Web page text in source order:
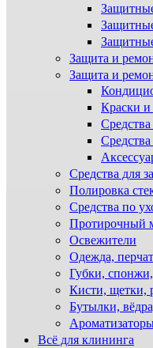
Защита и
Защита и
Краски и
Средства для
Полировка
Средства по
Протирочный
Освежители
Одежда,
Губки,
Кисти, щетки,
Бутылки,
Всё для клининга